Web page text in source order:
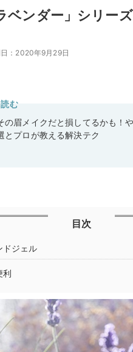
ベンダー」シリー
：2020年9月29日
む
の眉メイクだと損してるかも！
とプロが教える解決テク
目次
ドジェル
利